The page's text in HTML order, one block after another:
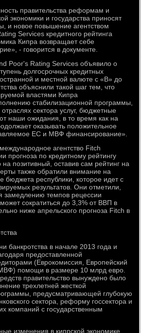
правительства реформам и
экономики и государства приносят
и новое повышение агентством
Services кредитного рейтинга
Кипра возвращает себе
- говорится в документе.
Poor's Rating Services объявило о
долгосрочных кредитных
и местной валюте с «В» до
объяснили такой шаг тем, что
властями Кипра
стабилизационной программы,
сектора услуг, бюджетные
наши ожидания, в то время как на
оказывать положительное
ЕС и МВФ финансирование».
агентство Fitch
прогноза по кредитному рейтингу
на позитивный, оставив сам рейтинг на
также обратили внимание на
бюджета республики, которое идет с
результатов. Они отметили,
замедлению темпов рецессии
сократиться до 3,3% от ВВП в
ниже апрельского прогноза Fitch в
банкротства в начале 2013 года и
предоставленной
(Еврокомиссия, Европейский
помощи в размере 10 млрд евро.
правительство вынуждено было
трехлетней жесткой
предусматривающей глубокую
сектора, реформу госсектора и
компаний с государственным
изменения в кипрской экономике,